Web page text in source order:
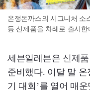
온정돈까스의 시그니처 소
등 신제품을 차례로 출시
세븐일레븐은 신제
준비했다. 이달 말 온
기 대회’를 열어 매